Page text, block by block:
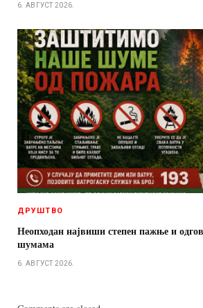
6. АВГУСТ 2026.
ДРУШТВО
Неопходан највиши степен пажње и
шумама
6. АВГУСТ 2026.